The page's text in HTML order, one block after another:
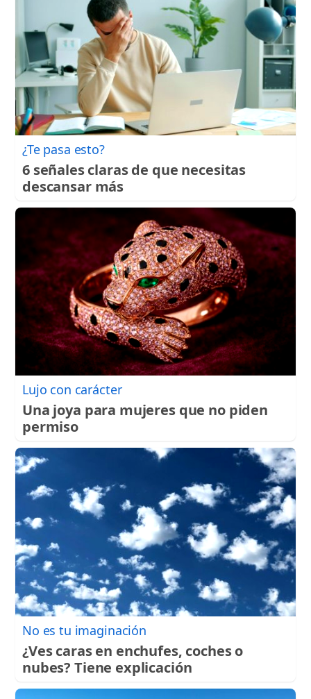
¿Te pasa esto?
6 señales claras de que necesitas
descansar más
Lujo con carácter
Una joya para mujeres que no piden
permiso
No es tu imaginación
¿Ves caras en enchufes, coches o
nubes? Tiene explicación